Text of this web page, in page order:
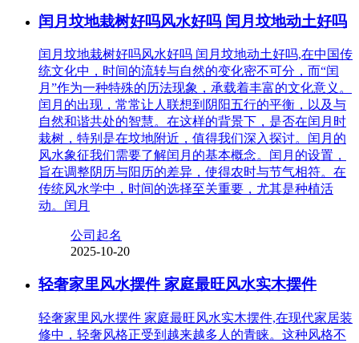
闰月坟地栽树好吗风水好吗 闰月坟地动土好吗
闰月坟地栽树好吗风水好吗 闰月坟地动土好吗,在中国传
统文化中，时间的流转与自然的变化密不可分，而“闰
月”作为一种特殊的历法现象，承载着丰富的文化意义。
闰月的出现，常常让人联想到阴阳五行的平衡，以及与
自然和谐共处的智慧。在这样的背景下，是否在闰月时
栽树，特别是在坟地附近，值得我们深入探讨。闰月的
风水象征我们需要了解闰月的基本概念。闰月的设置，
旨在调整阴历与阳历的差异，使得农时与节气相符。在
传统风水学中，时间的选择至关重要，尤其是种植活
动。闰月
公司起名
2025-10-20
轻奢家里风水摆件 家庭最旺风水实木摆件
轻奢家里风水摆件 家庭最旺风水实木摆件,在现代家居装
修中，轻奢风格正受到越来越多人的青睐。这种风格不